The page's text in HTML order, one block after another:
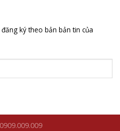
ký theo bản bản tin của